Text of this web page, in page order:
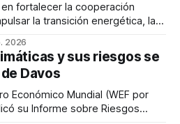
fortalecer la cooperación
la transición energética, la
2026
y sus riesgos se
Davos
su Informe sobre Riesgos